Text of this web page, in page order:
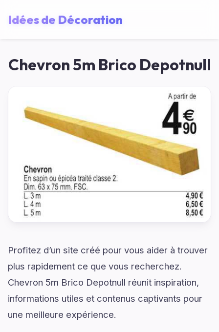
Idées de Décoration
Chevron 5m Brico Depotnull
Profitez d’un site créé pour vous aider à trouver
plus rapidement ce que vous recherchez.
Chevron 5m Brico Depotnull réunit inspiration,
informations utiles et contenus captivants pour
une meilleure expérience.